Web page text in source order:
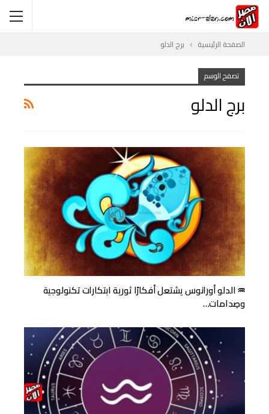
الصفحة الرئيسية برج الدلو
تصفح الوسم
برج الدلو
♒ الدلو أورانوس يشتعل أفكارًا ثورية ابتكارات تكنولوجية
وصِدامات…